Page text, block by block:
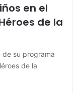
en el
de la
de su programa
de la